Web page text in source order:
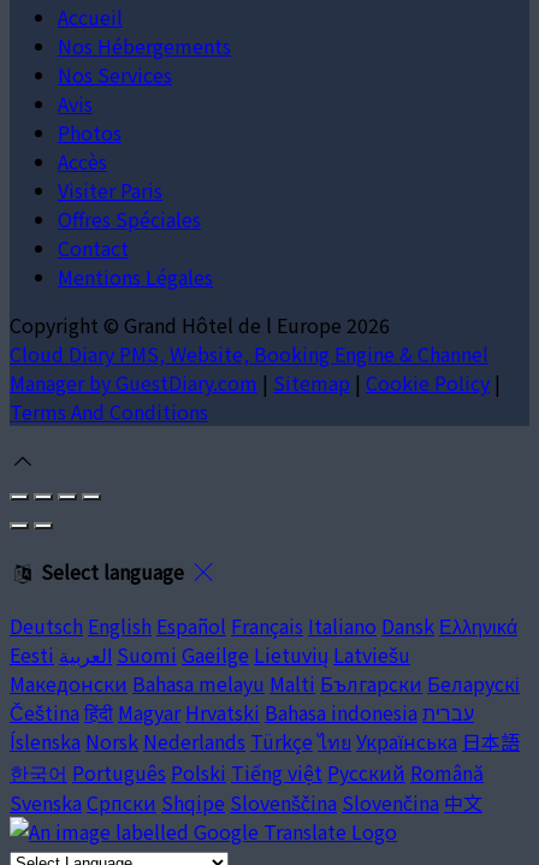
Accueil
Nos Hébergements
Nos Services
Avis
Photos
Accès
Visiter Paris
Offres Spéciales
Contact
Mentions Légales
Copyright © Grand Hôtel de l Europe 2026
Cloud Diary PMS, Website, Booking Engine & Channel
Manager by GuestDiary.com | Sitemap | Cookie Policy |
Terms And Conditions
Select language
Deutsch English Español Français Italiano Dansk Ελληνικά
Eesti العربية Suomi Gaeilge Lietuvių Latviešu
Македонски Bahasa melayu Malti Български Беларускі
Čeština हिंदी Magyar Hrvatski Bahasa indonesia עברית
Íslenska Norsk Nederlands Türkçe ไทย Українська 日本語
한국어 Português Polski Tiếng việt Русский Română
Svenska Српски Shqipe Slovenščina Slovenčina 中文